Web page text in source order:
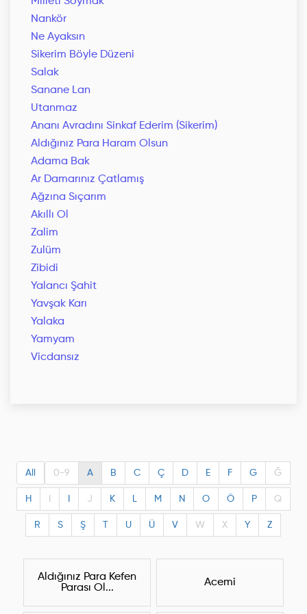
Nankör
Ne Ayaksın
Sikerim Böyle Düzeni
Salak
Sanane Lan
Utanmaz
Ananı Avradını Sinkaf Ederim (Sikerim)
Aldığınız Para Haram Olsun
Adama Bak
Ar Damarınız Çatlamış
Ağzına Sıçarım
Akıllı Ol
Zalim
Zulüm
Zibidi
Yalancı Şahit
Yavşak Karı
Yalaka
Yamyam
Vicdansız
All 0-9 A B C Ç D E F G Ğ
H J K L M N O Ö P Q
R S Ş U Ü V W X Y Z
Aldığınız Para Kefen
Parası Ol...
Acemi